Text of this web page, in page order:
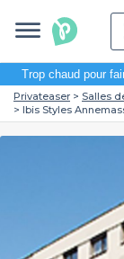
Trop chaud pour
Privateaser Salles
Ibis Styles